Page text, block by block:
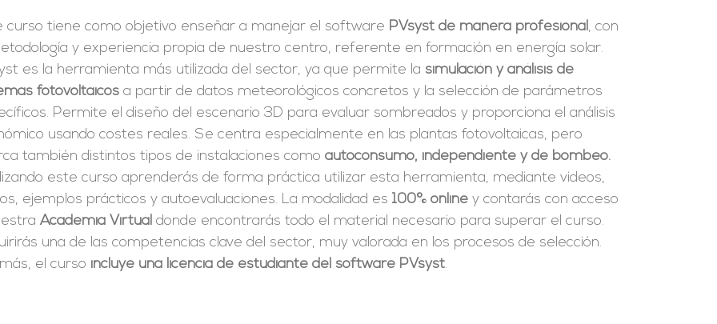
curso tiene como objetivo enseñar a manejar el software PVsyst de manera profesional, con
y experiencia propia de nuestro centro, referente en formación en energía solar.
es la herramienta más utilizada del sector, ya que permite la simulación y análisis de
fotovoltaicos a partir de datos meteorológicos concretos y la selección de parámetros
Permite el diseño del escenario 3D para evaluar sombreados y proporciona el análisis
usando costes reales. Se centra especialmente en las plantas fotovoltaicas, pero
también distintos tipos de instalaciones comoautoconsumo, independiente y de bombeo.
este curso aprenderás de forma práctica utilizar esta herramienta, mediante videos,
ejemplos prácticos y autoevaluaciones. La modalidad es100% online y contarás con acceso
Academia Virtual donde encontrarás todo el material necesario para superar el curso.
una de las competencias clave del sector, muy valorada en los procesos de selección.
el curso incluye una licencia de estudiante del software PVsyst.